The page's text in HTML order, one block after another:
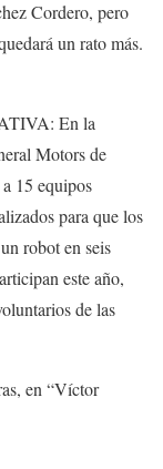
Cordero, pero
un rato más.
En la
Motors de
15 equipos
para que los
robot en seis
este año,
de las
en “Víctor